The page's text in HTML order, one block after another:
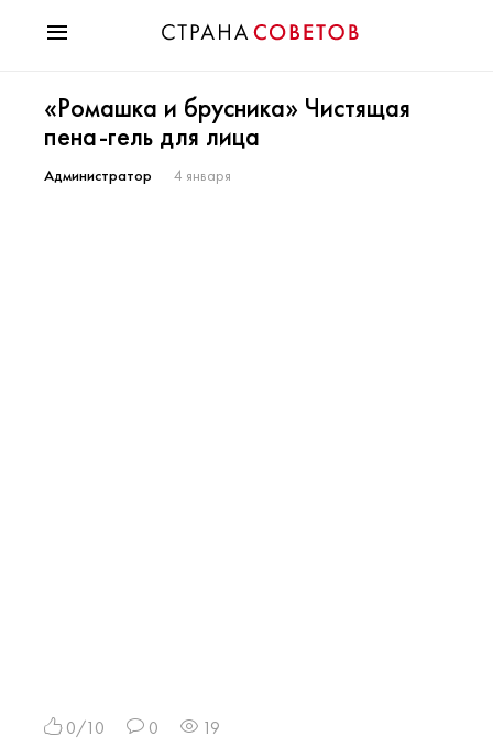
Мода
Звезды
Гороскопы
«Ромашка и брусника» Чистящая
пена-гель для лица
Администратор 4 января
0/10 0 19